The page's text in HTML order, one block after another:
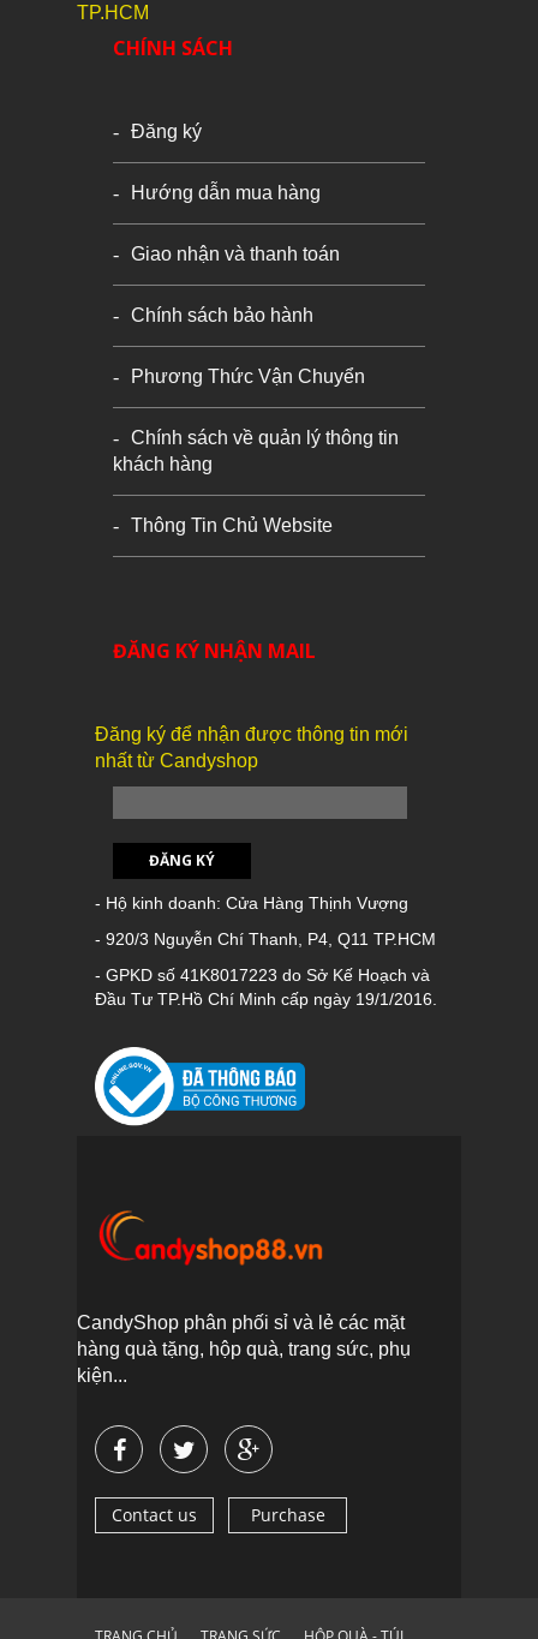
TP.HCM
CHÍNH SÁCH
Đăng ký
Hướng dẫn mua hàng
Giao nhận và thanh toán
Chính sách bảo hành
Phương Thức Vận Chuyển
Chính sách về quản lý thông tin
khách hàng
Thông Tin Chủ Website
ĐĂNG KÝ NHẬN MAIL
Đăng ký để nhận được thông tin mới
nhất từ Candyshop
ĐĂNG KÝ
- Hộ kinh doanh: Cửa Hàng Thịnh Vượng
- 920/3 Nguyễn Chí Thanh, P4, Q11 TP.HCM
- GPKD số 41K8017223 do Sở Kế Hoạch và
Đầu Tư TP.Hồ Chí Minh cấp ngày 19/1/2016.
CandyShop phân phối sỉ và lẻ các mặt
hàng quà tặng, hộp quà, trang sức, phụ
kiện...
Contact us Purchase